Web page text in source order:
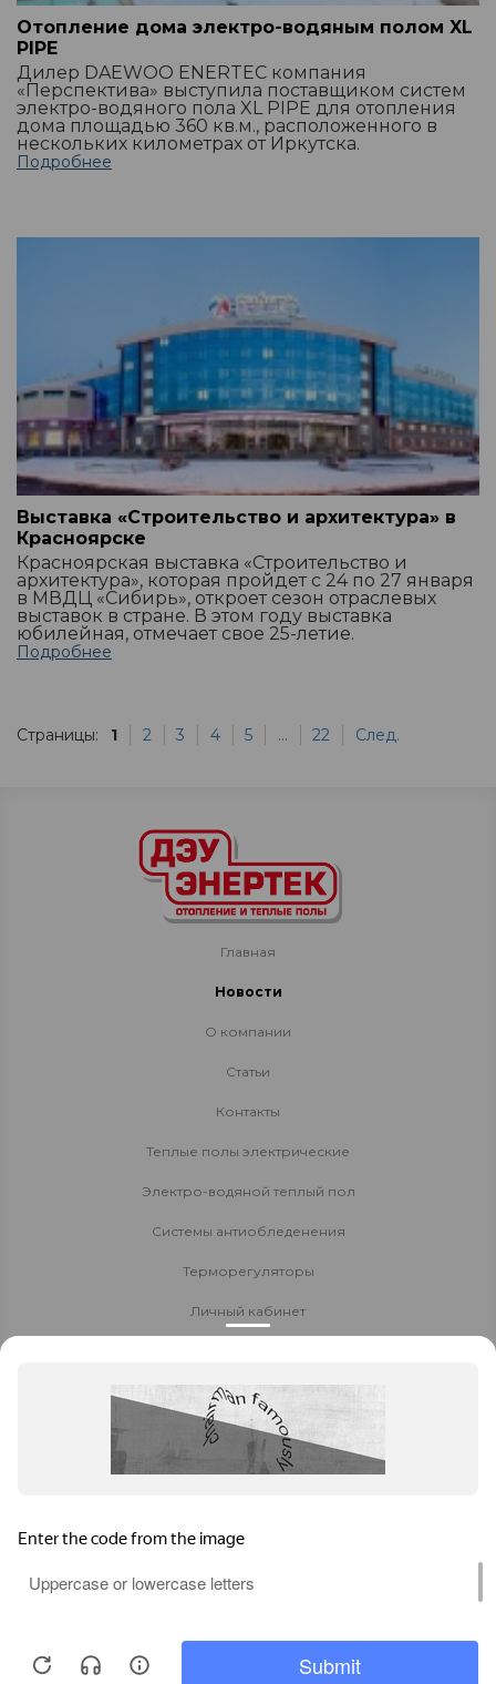
Отопление дома электро-водяным полом XL
PIPE
Дилер DAEWOO ENERTEC компания
«Перспектива» выступила поставщиком систем
электро-водяного пола XL PIPE для отопления
дома площадью 360 кв.м., расположенного в
нескольких километрах от Иркутска.
Подробнее
Выставка «Строительство и архитектура» в
Красноярске
Красноярская выставка «Строительство и
архитектура», которая пройдет с 24 по 27 января
в МВДЦ «Сибирь», откроет сезон отраслевых
выставок в стране. В этом году выставка
юбилейная, отмечает свое 25-летие.
Подробнее
Страницы: 1 2 3 4 5 ... 22 След.
Главная
Новости
О компании
Статьи
Контакты
Теплые полы электрические
Электро-водяной теплый пол
Системы антиобледенения
Терморегуляторы
Личный кабинет
Стать партнёром
Политика конфиденциальности
Контакты